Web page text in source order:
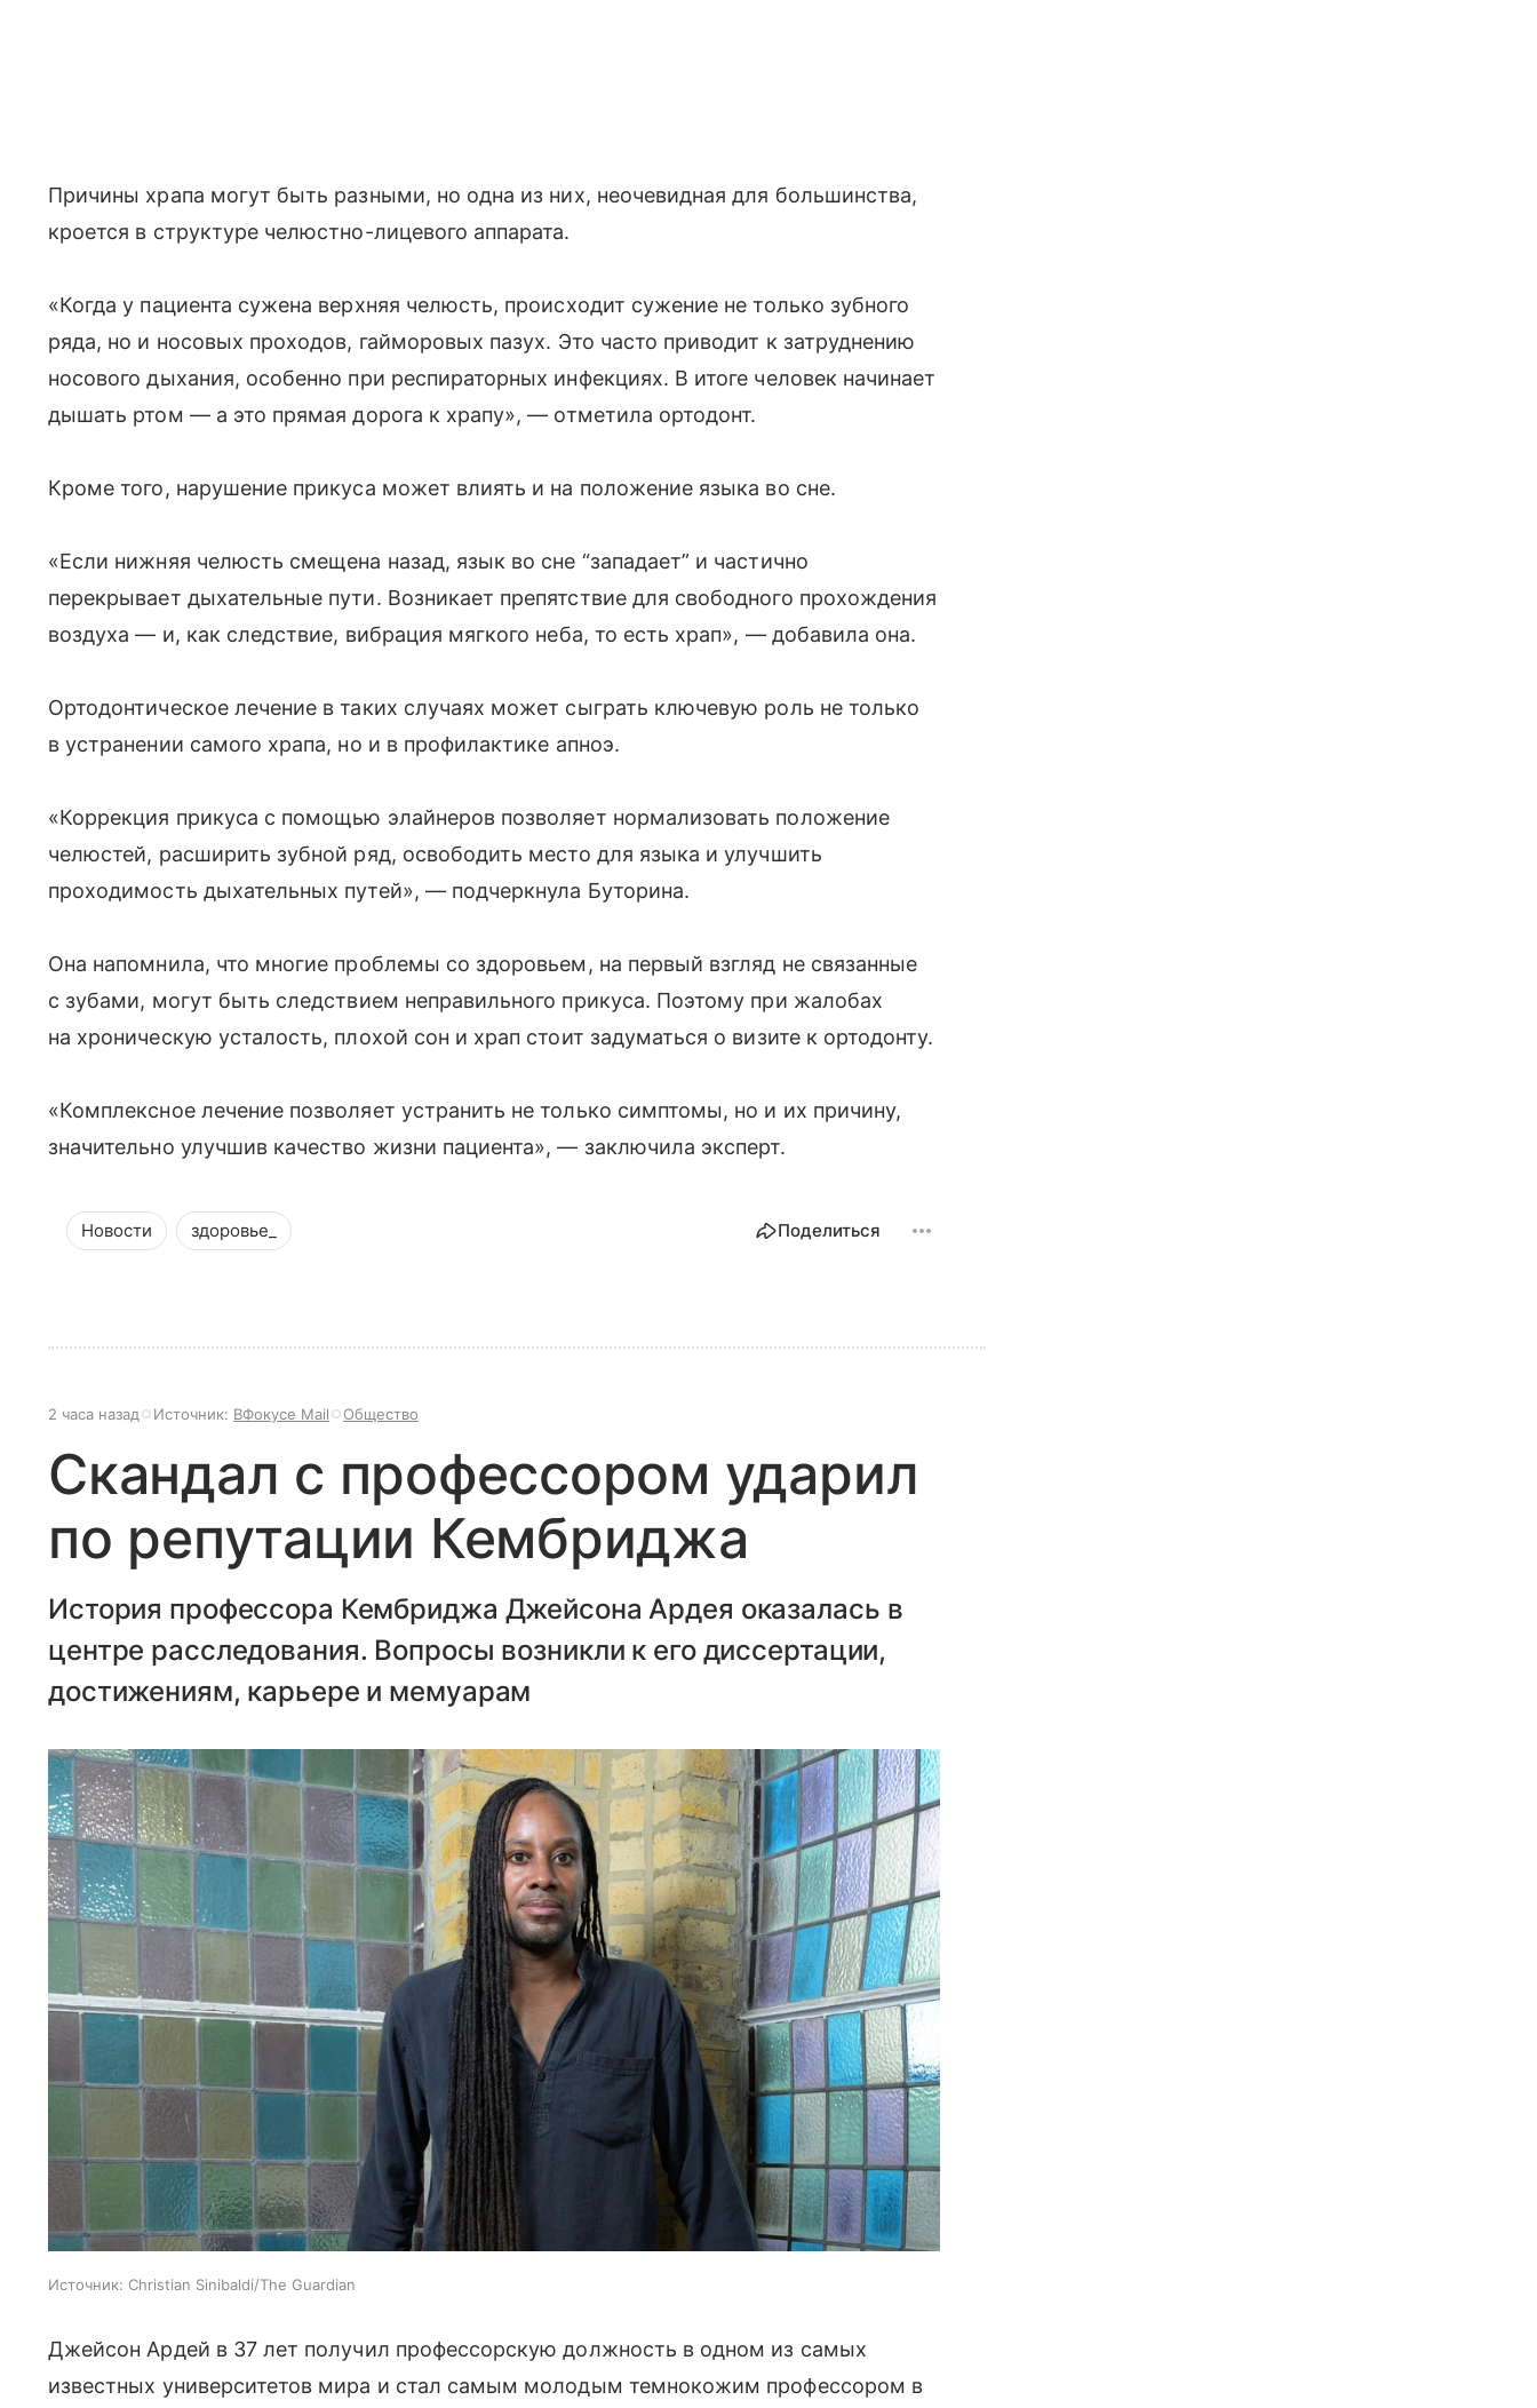
Причины храпа могут быть разными, но одна из них, неочевидная для большинства,
кроется в структуре челюстно-лицевого аппарата.
«Когда у пациента сужена верхняя челюсть, происходит сужение не только зубного
ряда, но и носовых проходов, гайморовых пазух. Это часто приводит к затруднению
носового дыхания, особенно при респираторных инфекциях. В итоге человек начинает
дышать ртом — а это прямая дорога к храпу», — отметила ортодонт.
Кроме того, нарушение прикуса может влиять и на положение языка во сне.
«Если нижняя челюсть смещена назад, язык во сне “западает” и частично
перекрывает дыхательные пути. Возникает препятствие для свободного прохождения
воздуха — и, как следствие, вибрация мягкого неба, то есть храп», — добавила она.
Ортодонтическое лечение в таких случаях может сыграть ключевую роль не только
в устранении самого храпа, но и в профилактике апноэ.
«Коррекция прикуса с помощью элайнеров позволяет нормализовать положение
челюстей, расширить зубной ряд, освободить место для языка и улучшить
проходимость дыхательных путей», — подчеркнула Буторина.
Она напомнила, что многие проблемы со здоровьем, на первый взгляд не связанные
с зубами, могут быть следствием неправильного прикуса. Поэтому при жалобах
на хроническую усталость, плохой сон и храп стоит задуматься о визите к ортодонту.
«Комплексное лечение позволяет устранить не только симптомы, но и их причину,
значительно улучшив качество жизни пациента», — заключила эксперт.
Новости здоровье_ Поделиться
2 часа назад Источник: ВФокусе Mail Общество
Скандал с профессором ударил
по репутации Кембриджа
История профессора Кембриджа Джейсона Ардея оказалась в
центре расследования. Вопросы возникли к его диссертации,
достижениям, карьере и мемуарам
Источник: Christian Sinibaldi/The Guardian
Джейсон Ардей в 37 лет получил профессорскую должность в одном из самых
известных университетов мира и стал самым молодым темнокожим профессором в